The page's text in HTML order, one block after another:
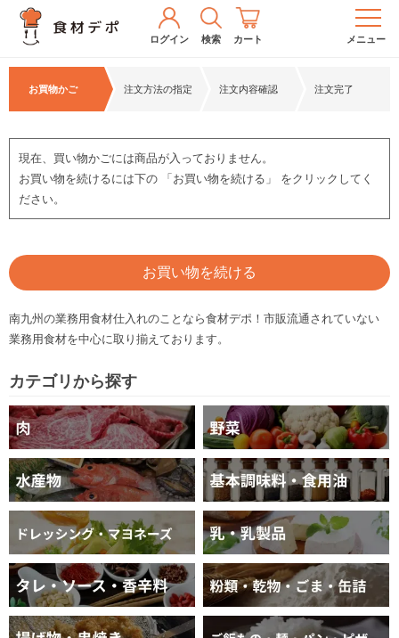
ログイン 検索 カート メニュー
お買物かご 注文方法の指定 注文内容確認 注文完了
現在、買い物かごには商品が入っておりません。
お買い物を続けるには下の 「お買い物を続ける」 をクリックしてく
ださい。
お買い物を続ける
南九州の業務用食材仕入れのことなら食材デポ！市販流通されていない
業務用食材を中心に取り揃えております。
カテゴリから探す